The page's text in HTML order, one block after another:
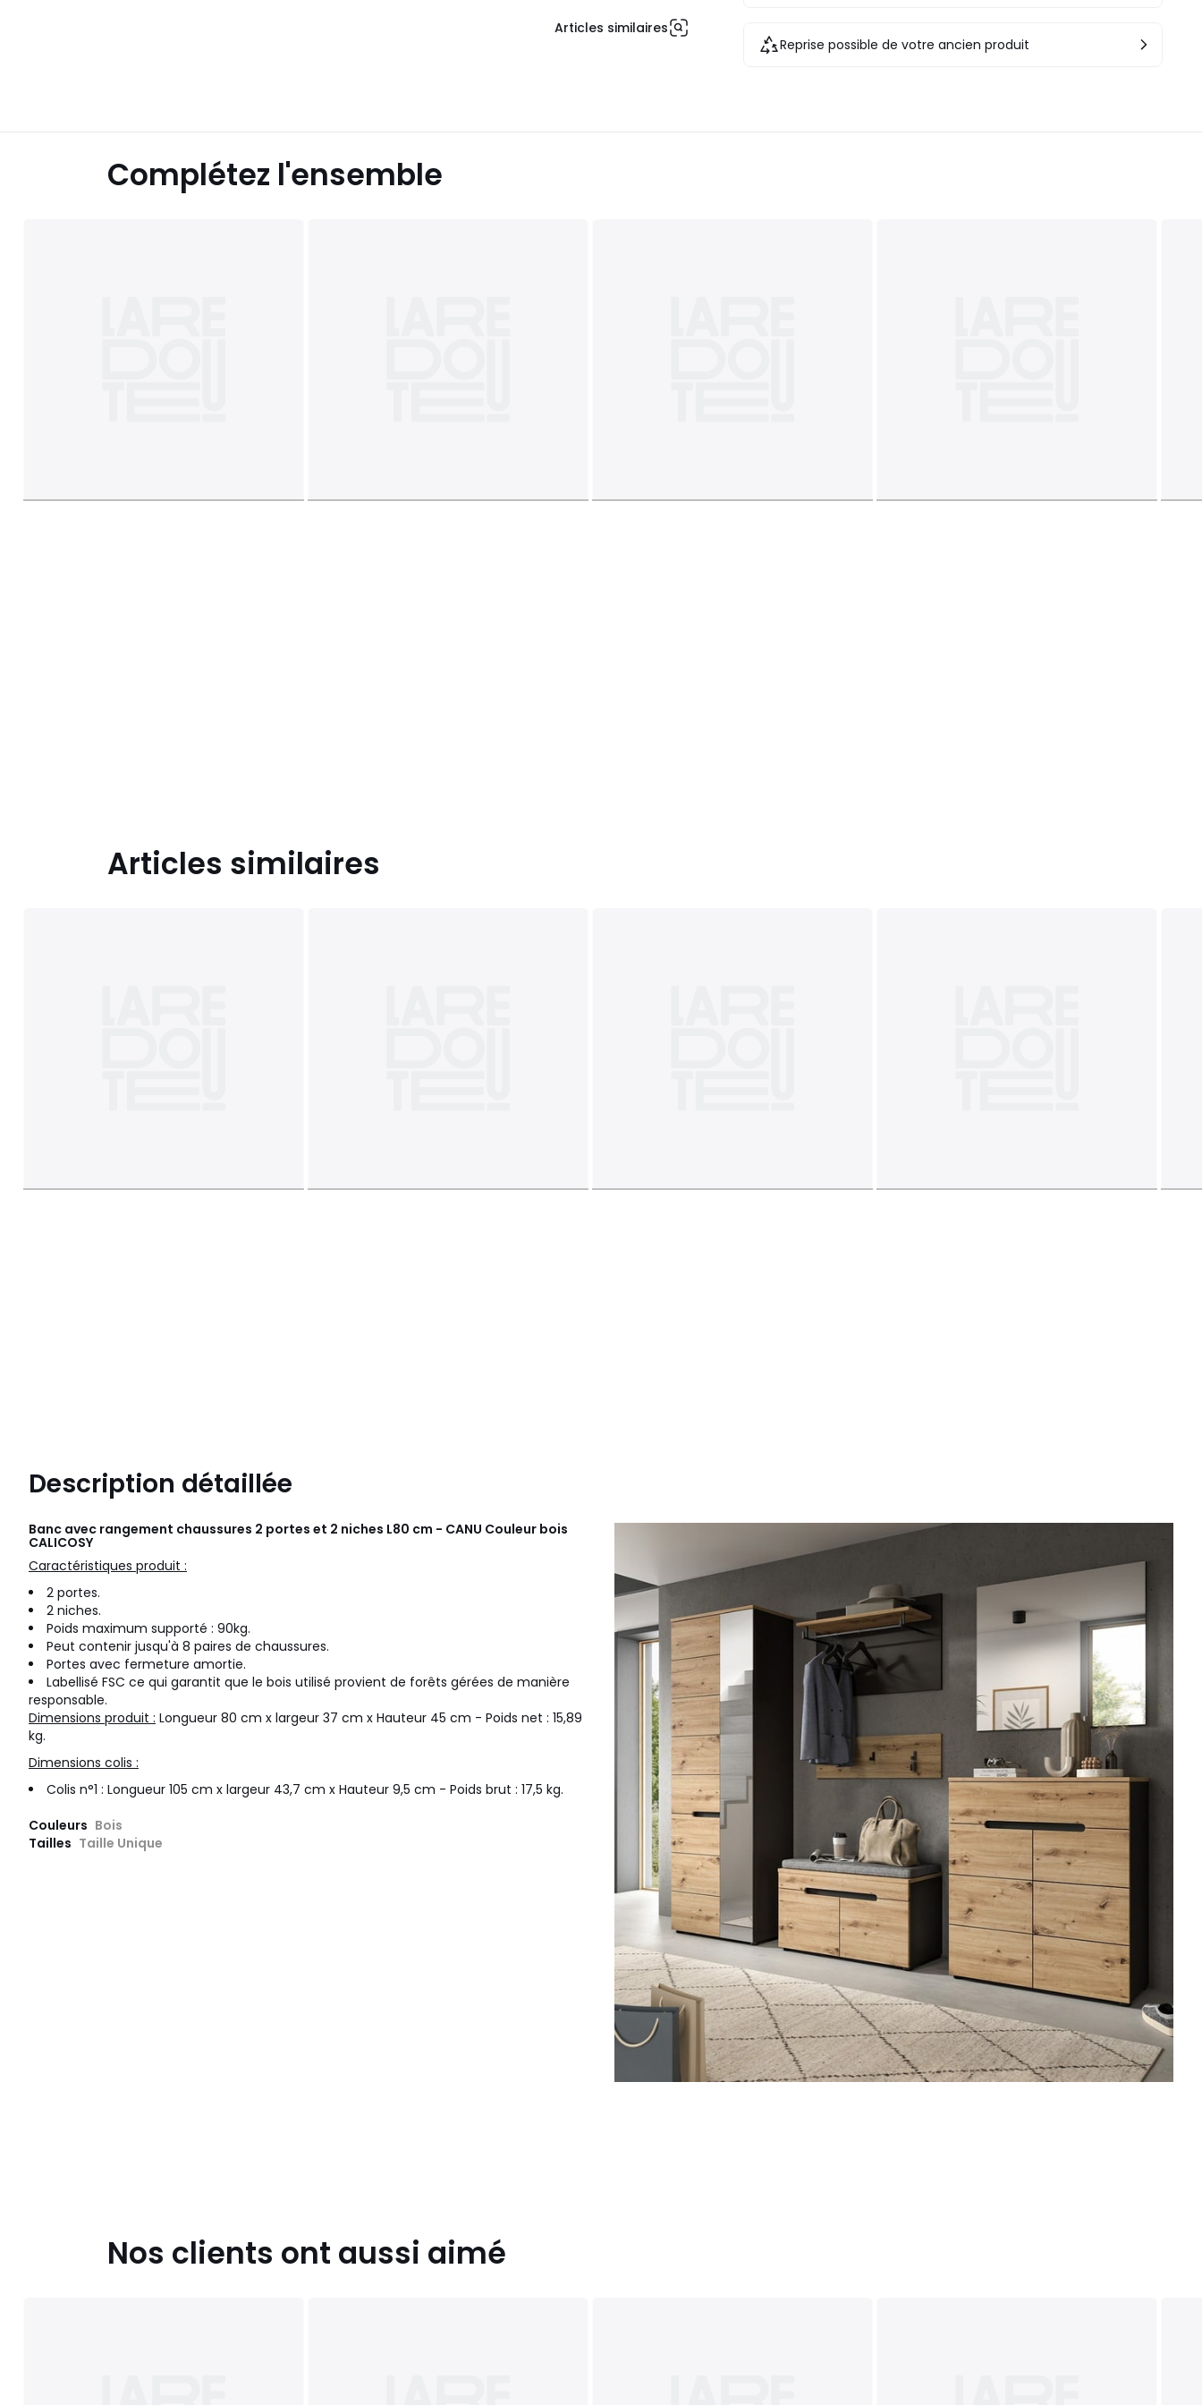
Articles similaires
Reprise possible de votre ancien produit
Complétez l'ensemble
Articles similaires
Description détaillée
Banc avec rangement chaussures 2 portes et 2 niches L80 cm - CANU Couleur bois
CALICOSY
Caractéristiques produit :
2 portes.
2 niches.
Poids maximum supporté : 90kg.
Peut contenir jusqu'à 8 paires de chaussures.
Portes avec fermeture amortie.
Labellisé FSC ce qui garantit que le bois utilisé provient de forêts gérées de manière
responsable.
Dimensions produit : Longueur 80 cm x largeur 37 cm x Hauteur 45 cm - Poids net : 15,89
kg.
Dimensions colis :
Colis n°1 : Longueur 105 cm x largeur 43,7 cm x Hauteur 9,5 cm - Poids brut : 17,5 kg.
Couleurs Bois
Tailles Taille Unique
Nos clients ont aussi aimé